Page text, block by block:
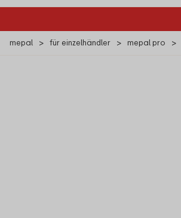
mepal > für einzelhändler > mepal pro >